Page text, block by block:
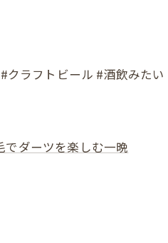
ラフトビール #酒飲みたい
でダーツを楽しむ一晩